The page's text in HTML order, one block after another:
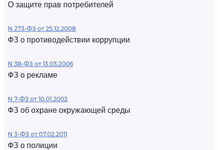
О защите прав потребителей
N 273-ФЗ от 25.12.2008
ФЗ о противодействии коррупции
N 38-ФЗ от 13.03.2006
ФЗ о рекламе
N 7-ФЗ от 10.01.2002
ФЗ об охране окружающей среды
N 3-ФЗ от 07.02.2011
ФЗ о полиции